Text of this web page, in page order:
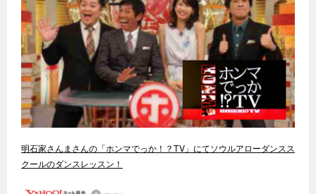
明石家さんまさんの「ホンマでっか！？TV」にてソウルアローダンスス
クールのダンスレッスン！